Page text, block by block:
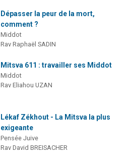
Dépasser la peur de la mort,
comment ?
Middot
Rav Raphaël SADIN
Mitsva 611 : travailler ses Middot
Middot
Rav Eliahou UZAN
Lékaf Zékhout - La Mitsva la plus
exigeante
Pensée Juive
Rav David BREISACHER